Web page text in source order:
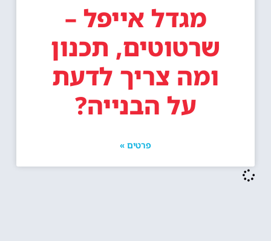
מגדל אייפל –
שרטוטים, תכנון
ומה צריך לדעת
על הבנייה?
פרטים »